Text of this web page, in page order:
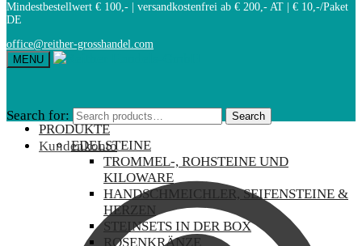
Mindestbestellwert € 100,- | versandkostenfrei ab € 200,- AT | € 10,-/Paket
DE
office@reither-grosshandel.com
MENU
Search for: Search
Kundenkonto
PRODUKTE
EDELSTEINE
TROMMEL-, ROHSTEINE UND
KILOWARE
HANDSCHMEICHLER, SEIFENSTEINE &
HERZEN
STEINSETS IN DER BOX
ROSENKRÄNZE